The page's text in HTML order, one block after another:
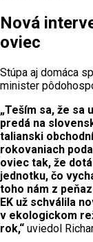
Nová
oviec
Stúpa aj domáca
minister
„Teším sa, že sa
predá na
talianski
rokovaniach
oviec tak, že
jednotku, čo
toho nám z
EK už schválila
v ekologickom
rok,“ uviedol